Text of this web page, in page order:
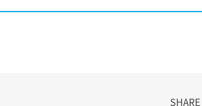
SHARE